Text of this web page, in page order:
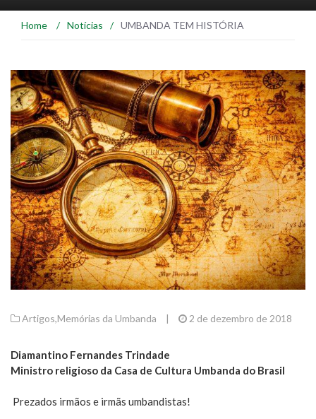
Home / Notícias / UMBANDA TEM HISTÓRIA
Artigos,Memórias da Umbanda | 2 de dezembro de 2018
Diamantino Fernandes Trindade
Ministro religioso da Casa de Cultura Umbanda do Brasil
Prezados irmãos e irmãs umbandistas!